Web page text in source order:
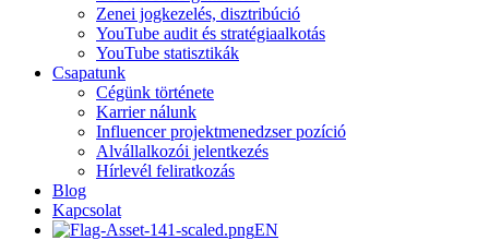
Zenei jogkezelés, disztribúció
YouTube audit és stratégiaalkotás
YouTube statisztikák
Csapatunk
Cégünk története
Karrier nálunk
Influencer projektmenedzser pozíció
Alvállalkozói jelentkezés
Hírlevél feliratkozás
Blog
Kapcsolat
EN